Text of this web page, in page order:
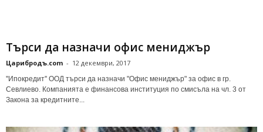
Търси да назначи офис мениджър
Царибродъ.com - 12 декември, 2017
''Ипокредит'' ООД търси да назначи "Офис мениджър" за офис в гр.
Севлиево. Компанията е финансова институция по смисъла на чл. 3 от
Закона за кредитните...